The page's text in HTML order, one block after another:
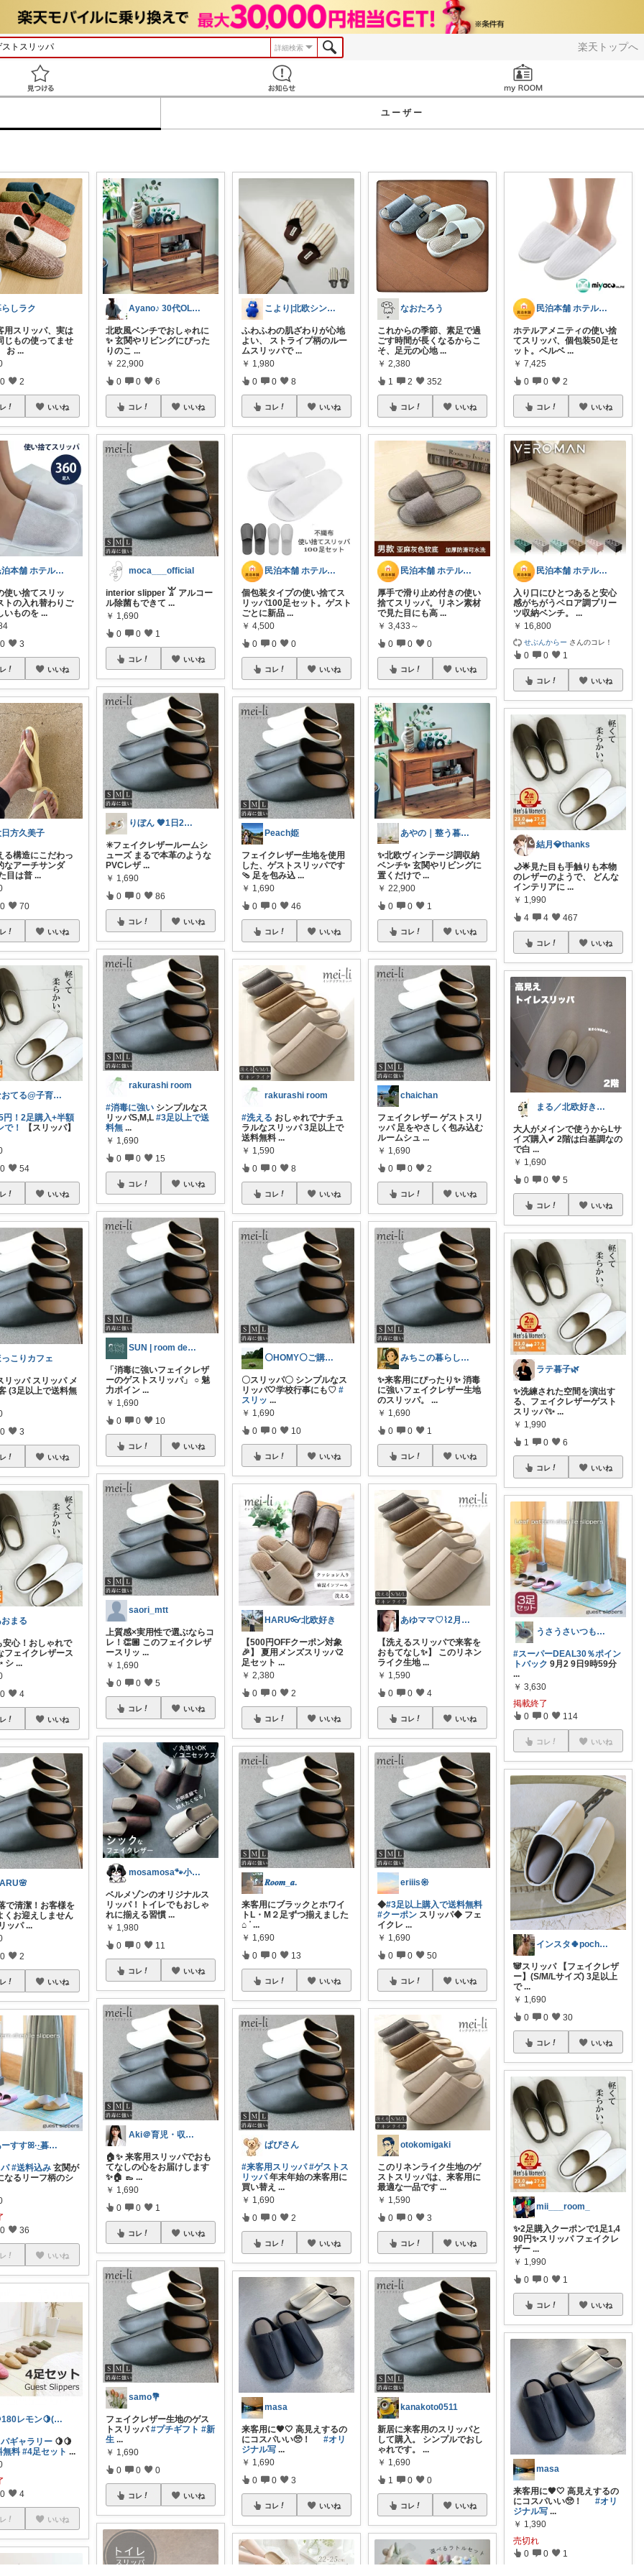
楽天トップへ
詳細検索
ユーザー
しラク
用スリッパ、実は
じもの使ってませ
お ...
0 2
いいね
民泊本舗 ホテルライク・インテリア・雑貨
使い捨てスリッ
トの入れ替わりご
いものを ...
0 3
いいね
日方久美子
る構造にこだわっ
なアーチサンダ
目は普 ...
0 70
いいね
なおてる@子育て共働き いつもTHX🙏
円！2足購入+半額
で！
【スリッパ】
0 54
いいね
こりカフェ
リッパ スリッパ メ
(3足以上で送料無
0 3
いいね
まる
安心！おしゃれで
フェイクレザース
シ ...
0 4
いいね
で清潔！お客様を
くお迎えしません
ッパ ...
0 2
いいね
あーすすꕤ︎︎·͜·暮らし・家計・受験
#送料込み 玄関が
なるリーフ柄のシ
0 36
いいね
🍋180レモン🍋(´∀｀*)
ギャラリー 🍋🍋
無料 #4足セット ...
0 4
いいね
Ayano♪ 30代OLファッション
北欧風ベンチでおしゃれに
✨ 玄関やリビングにぴった
りのこ ...
￥ 22,900
0 0 6
コレ いいね
moca___official
interior slipper 𓀠 アルコー
ル除菌もできて ...
￥ 1,690
0 0 1
コレ いいね
りぼん 🧡1日2日5日感謝です🫶
✳️フェイクレザールームシ
ューズ まるで本革のような
PVCレザ ...
￥ 1,690
0 0 86
コレ いいね
rakurashi room
#消毒に強い シンプルなス
リッパS,M,L#3足以上で送
料無 ...
￥ 1,690
0 0 15
コレ いいね
SUN | room design
「消毒に強いフェイクレザ
ーのゲストスリッパ」 ○ 魅
力ポイン ...
￥ 1,690
0 0 10
コレ いいね
saori_mtt
上質感×実用性で選ぶならコ
レ！👏🏼 このフェイクレザ
ースリッ ...
￥ 1,690
0 0 5
コレ いいね
mosamosa🐾小さめバッグの日々✨
ベルメゾンのオリジナルス
リッパ！トイレでもおしゃ
れに揃える習慣 ...
￥ 1,980
0 0 11
コレ いいね
Aki＠育児・収納・ガジェット
🏠✨ 来客用スリッパでおも
てなしの心をお届けします
✨🏠 👞 ...
￥ 1,690
0 0 1
コレ いいね
samo💐
フェイクレザー生地のゲス
トスリッパ#プチギフト #新
生 ...
￥ 1,690
0 0 0
コレ いいね
こより|北欧シンプル淡色大好き保育士
ふわふわの肌ざわりが心地
よい、 ストライプ柄のルー
ムスリッパで ...
￥ 1,980
0 0 8
コレ いいね
民泊本舗 ホテルライク・インテリア・雑貨
個包装タイプの使い捨てス
リッパ100足セット。ゲスト
ごとに新品 ...
￥ 4,500
0 0 0
コレ いいね
Peach姫
フェイクレザー生地を使用
した、ゲストスリッパです
🩴 足を包み込 ...
￥ 1,690
0 0 46
コレ いいね
rakurashi room
#洗える おしゃれでナチュ
ラルなスリッパ 3足以上で
送料無料...
￥ 1,590
0 0 8
コレ いいね
⚪HOMY⚪ご購入ありがとう♡感謝𓅯
〇スリッパ〇 シンプルなス
リッパ︎🤍学校行事にも♡#
スリッ ...
￥ 1,690
0 0 10
コレ いいね
HARU👓北欧好き
【500円OFFクーポン対象
🎉】 夏用メンズスリッパ2
足セット ...
￥ 2,380
0 0 2
コレ いいね
𝑹𝒐𝒐𝒎_𝒂.
来客用にブラックとホワイ
トL・M２足ずつ揃えました
⌂ ᐝ...
￥ 1,690
0 0 13
コレ いいね
ぱぴさん
#来客用スリッパ #ゲストス
リッパ年末年始の来客用に
買い替え ...
￥ 1,690
0 0 2
コレ いいね
masa
来客用に🖤🤍 高見えするの
にコスパいい🥺！#オリ
ジナル写 ...
￥ 1,690
0 0 3
コレ いいね
なおたろう
これからの季節、素足で過
ごす時間が長くなるからこ
そ、足元の心地 ...
￥ 2,380
1 2 352
コレ いいね
民泊本舗 ホテルライク・インテリア・雑貨
厚手で滑り止め付きの使い
捨てスリッパ。リネン素材
で見た目にも高 ...
￥ 3,433～
0 0 0
コレ いいね
あやの｜整う暮らしROOM
✨北欧ヴィンテージ調収納
ベンチ✨ 玄関やリビングに
置くだけで ...
￥ 22,900
0 0 1
コレ いいね
chaichan
フェイクレザー ゲストスリ
ッパ 足をやさしく包み込む
ルームシュ ...
￥ 1,690
0 0 2
コレ いいね
みちこの暮らし日和🌿
✨来客用にぴったり✨ 消毒
に強いフェイクレザー生地
のスリッパ。
...
￥ 1,690
0 0 1
コレ いいね
あゆママ♡⌇2月もお願いします
【洗えるスリッパで来客を
おもてなし✨】 このリネン
ライク生地 ...
￥ 1,590
0 0 4
コレ いいね
eriiis𑁍
◆#3足以上購入で送料無料
#クーポン スリッパ◆ フェ
イクレ ...
￥ 1,690
0 0 50
コレ いいね
otokomigaki
このリネンライク生地のゲ
ストスリッパは、来客用に
最適な一品です ...
￥ 1,590
0 0 3
コレ いいね
kanakoto0511
新居に来客用のスリッパと
して購入。 シンプルでおし
ゃれです。...
￥ 1,690
1 0 0
コレ いいね
民泊本舗 ホテルライク・インテリア・雑貨
ホテルアメニティの使い捨
てスリッパ、個包装50足セ
ット。ベルベ ...
￥ 7,425
0 0 2
コレ いいね
民泊本舗 ホテルライク・インテリア・雑貨
入り口にひとつあると安心
感がちがうベロア調プリー
ツ収納ベンチ。
...
￥ 16,800
せぶんからー さんのコレ！
0 0 1
コレ いいね
結月💎thanks
🌙🌟見た目も手触りも本物
のレザーのようで、 どんな
インテリアに ...
￥ 1,990
4 4 467
コレ いいね
まる／北欧好きワンオペママ
大人がメインで使うからLサ
イズ購入✔︎ 2階は白基調なの
で白 ...
￥ 1,690
0 0 5
コレ いいね
ラテ暮子🌿
✨洗練された空間を演出す
る、フェイクレザーゲスト
スリッパ✨...
￥ 1,990
1 0 6
コレ いいね
うさうさいつもご訪問ありがとうです🐰✨
#スーパーDEAL30％ポイン
トバック 9月2 9日9時59分
...
￥ 3,630
掲載終了
0 0 114
コレ いいね
インスタ🍀pochakos.mammy
🐼スリッパ 【フェイクレザ
ー】(S/M/Lサイズ) 3足以上
で ...
￥ 1,690
0 0 30
コレ いいね
mii___room_
✨2足購入クーポンで1足1,4
90円✨スリッパ フェイクレ
ザー ...
￥ 1,990
0 0 1
コレ いいね
masa
来客用に🖤🤍 高見えするの
にコスパいい🥺！#オリ
ジナル写 ...
￥ 1,390
売切れ
0 0 1